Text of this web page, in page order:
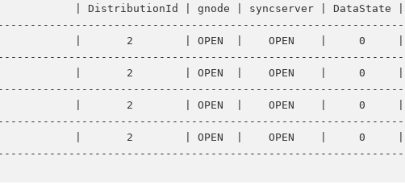
| DistributionId | gnode | syncserver | DataState |
|       2        | OPEN  |    OPEN    |     0     |
|       2        | OPEN  |    OPEN    |     0     |
|       2        | OPEN  |    OPEN    |     0     |
|       2        | OPEN  |    OPEN    |     0     |